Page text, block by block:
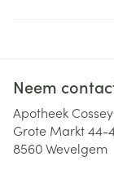
Neem
Apotheek
Grote Markt 44-
8560Wevelgem